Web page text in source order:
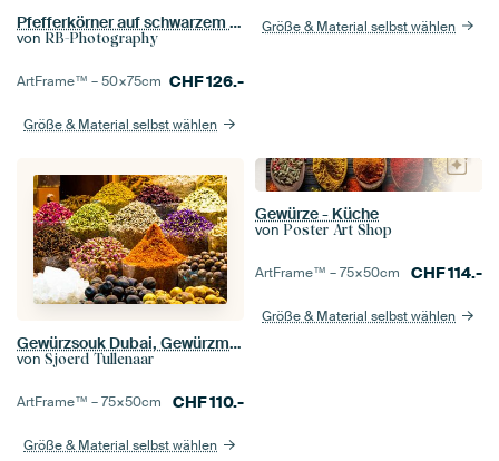
Pfefferkörner auf schwarzem Löffel und Walnussholz
von RB-Photography
ArtFrame™ –50×75cm CHF126.-
Größe & Material selbst wählen
Größe & Material selbst wählen
Gewürzsouk Dubai, Gewürzmarkt Dubai, farbenfrohe Gewürze
von Sjoerd Tullenaar
ArtFrame™ –75×50cm CHF110.-
Größe & Material selbst wählen
Gewürze - Küche
von Poster Art Shop
ArtFrame™ –75×50cm CHF114.-
Größe & Material selbst wählen